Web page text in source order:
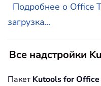
Подробнее о Office
загрузка...
Все надстройки
Пакет Kutools for Office